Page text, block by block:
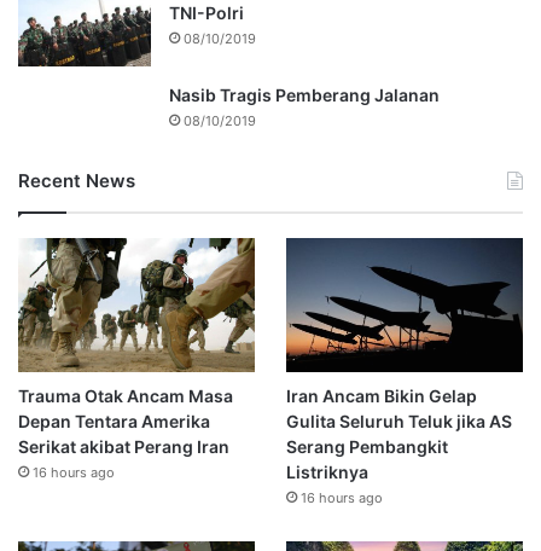
TNI-Polri
08/10/2019
Nasib Tragis Pemberang Jalanan
08/10/2019
Recent News
Trauma Otak Ancam Masa
Depan Tentara Amerika
Serikat akibat Perang Iran
16 hours ago
Iran Ancam Bikin Gelap
Gulita Seluruh Teluk jika AS
Serang Pembangkit
Listriknya
16 hours ago